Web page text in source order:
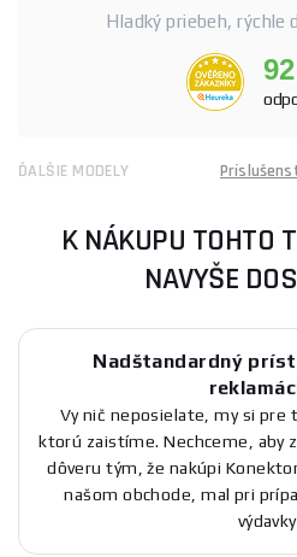
Hladký priebeh, rýchle
ĎALŠIE MODELY
K NÁKUPU TOHTO
NAVYŠE
Nadštandardný
Vy nič neposielate, my si pre
ktorú zaistíme. Nechceme, aby
dôveru tým, že nakúpi
našom obchode, mal pri